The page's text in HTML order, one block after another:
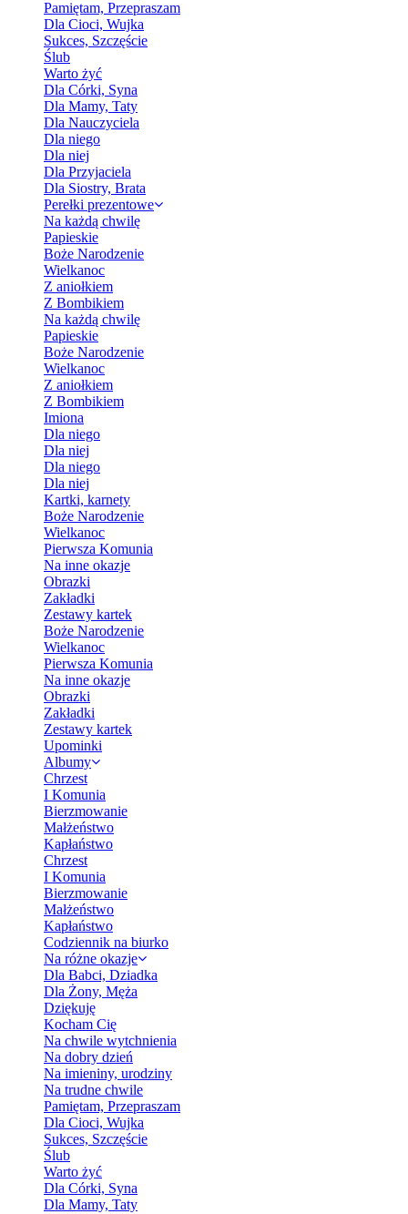
Pamiętam, Przepraszam
Dla Cioci, Wujka
Sukces, Szczęście
Ślub
Warto żyć
Dla Córki, Syna
Dla Mamy, Taty
Dla Nauczyciela
Dla niego
Dla niej
Dla Przyjaciela
Dla Siostry, Brata
Perełki prezentowe
Na każdą chwilę
Papieskie
Boże Narodzenie
Wielkanoc
Z aniołkiem
Z Bombikiem
Na każdą chwilę
Papieskie
Boże Narodzenie
Wielkanoc
Z aniołkiem
Z Bombikiem
Imiona
Dla niego
Dla niej
Dla niego
Dla niej
Kartki, karnety
Boże Narodzenie
Wielkanoc
Pierwsza Komunia
Na inne okazje
Obrazki
Zakładki
Zestawy kartek
Boże Narodzenie
Wielkanoc
Pierwsza Komunia
Na inne okazje
Obrazki
Zakładki
Zestawy kartek
Upominki
Albumy
Chrzest
I Komunia
Bierzmowanie
Małżeństwo
Kapłaństwo
Chrzest
I Komunia
Bierzmowanie
Małżeństwo
Kapłaństwo
Codziennik na biurko
Na różne okazje
Dla Babci, Dziadka
Dla Żony, Męża
Dziękuję
Kocham Cię
Na chwile wytchnienia
Na dobry dzień
Na imieniny, urodziny
Na trudne chwile
Pamiętam, Przepraszam
Dla Cioci, Wujka
Sukces, Szczęście
Ślub
Warto żyć
Dla Córki, Syna
Dla Mamy, Taty